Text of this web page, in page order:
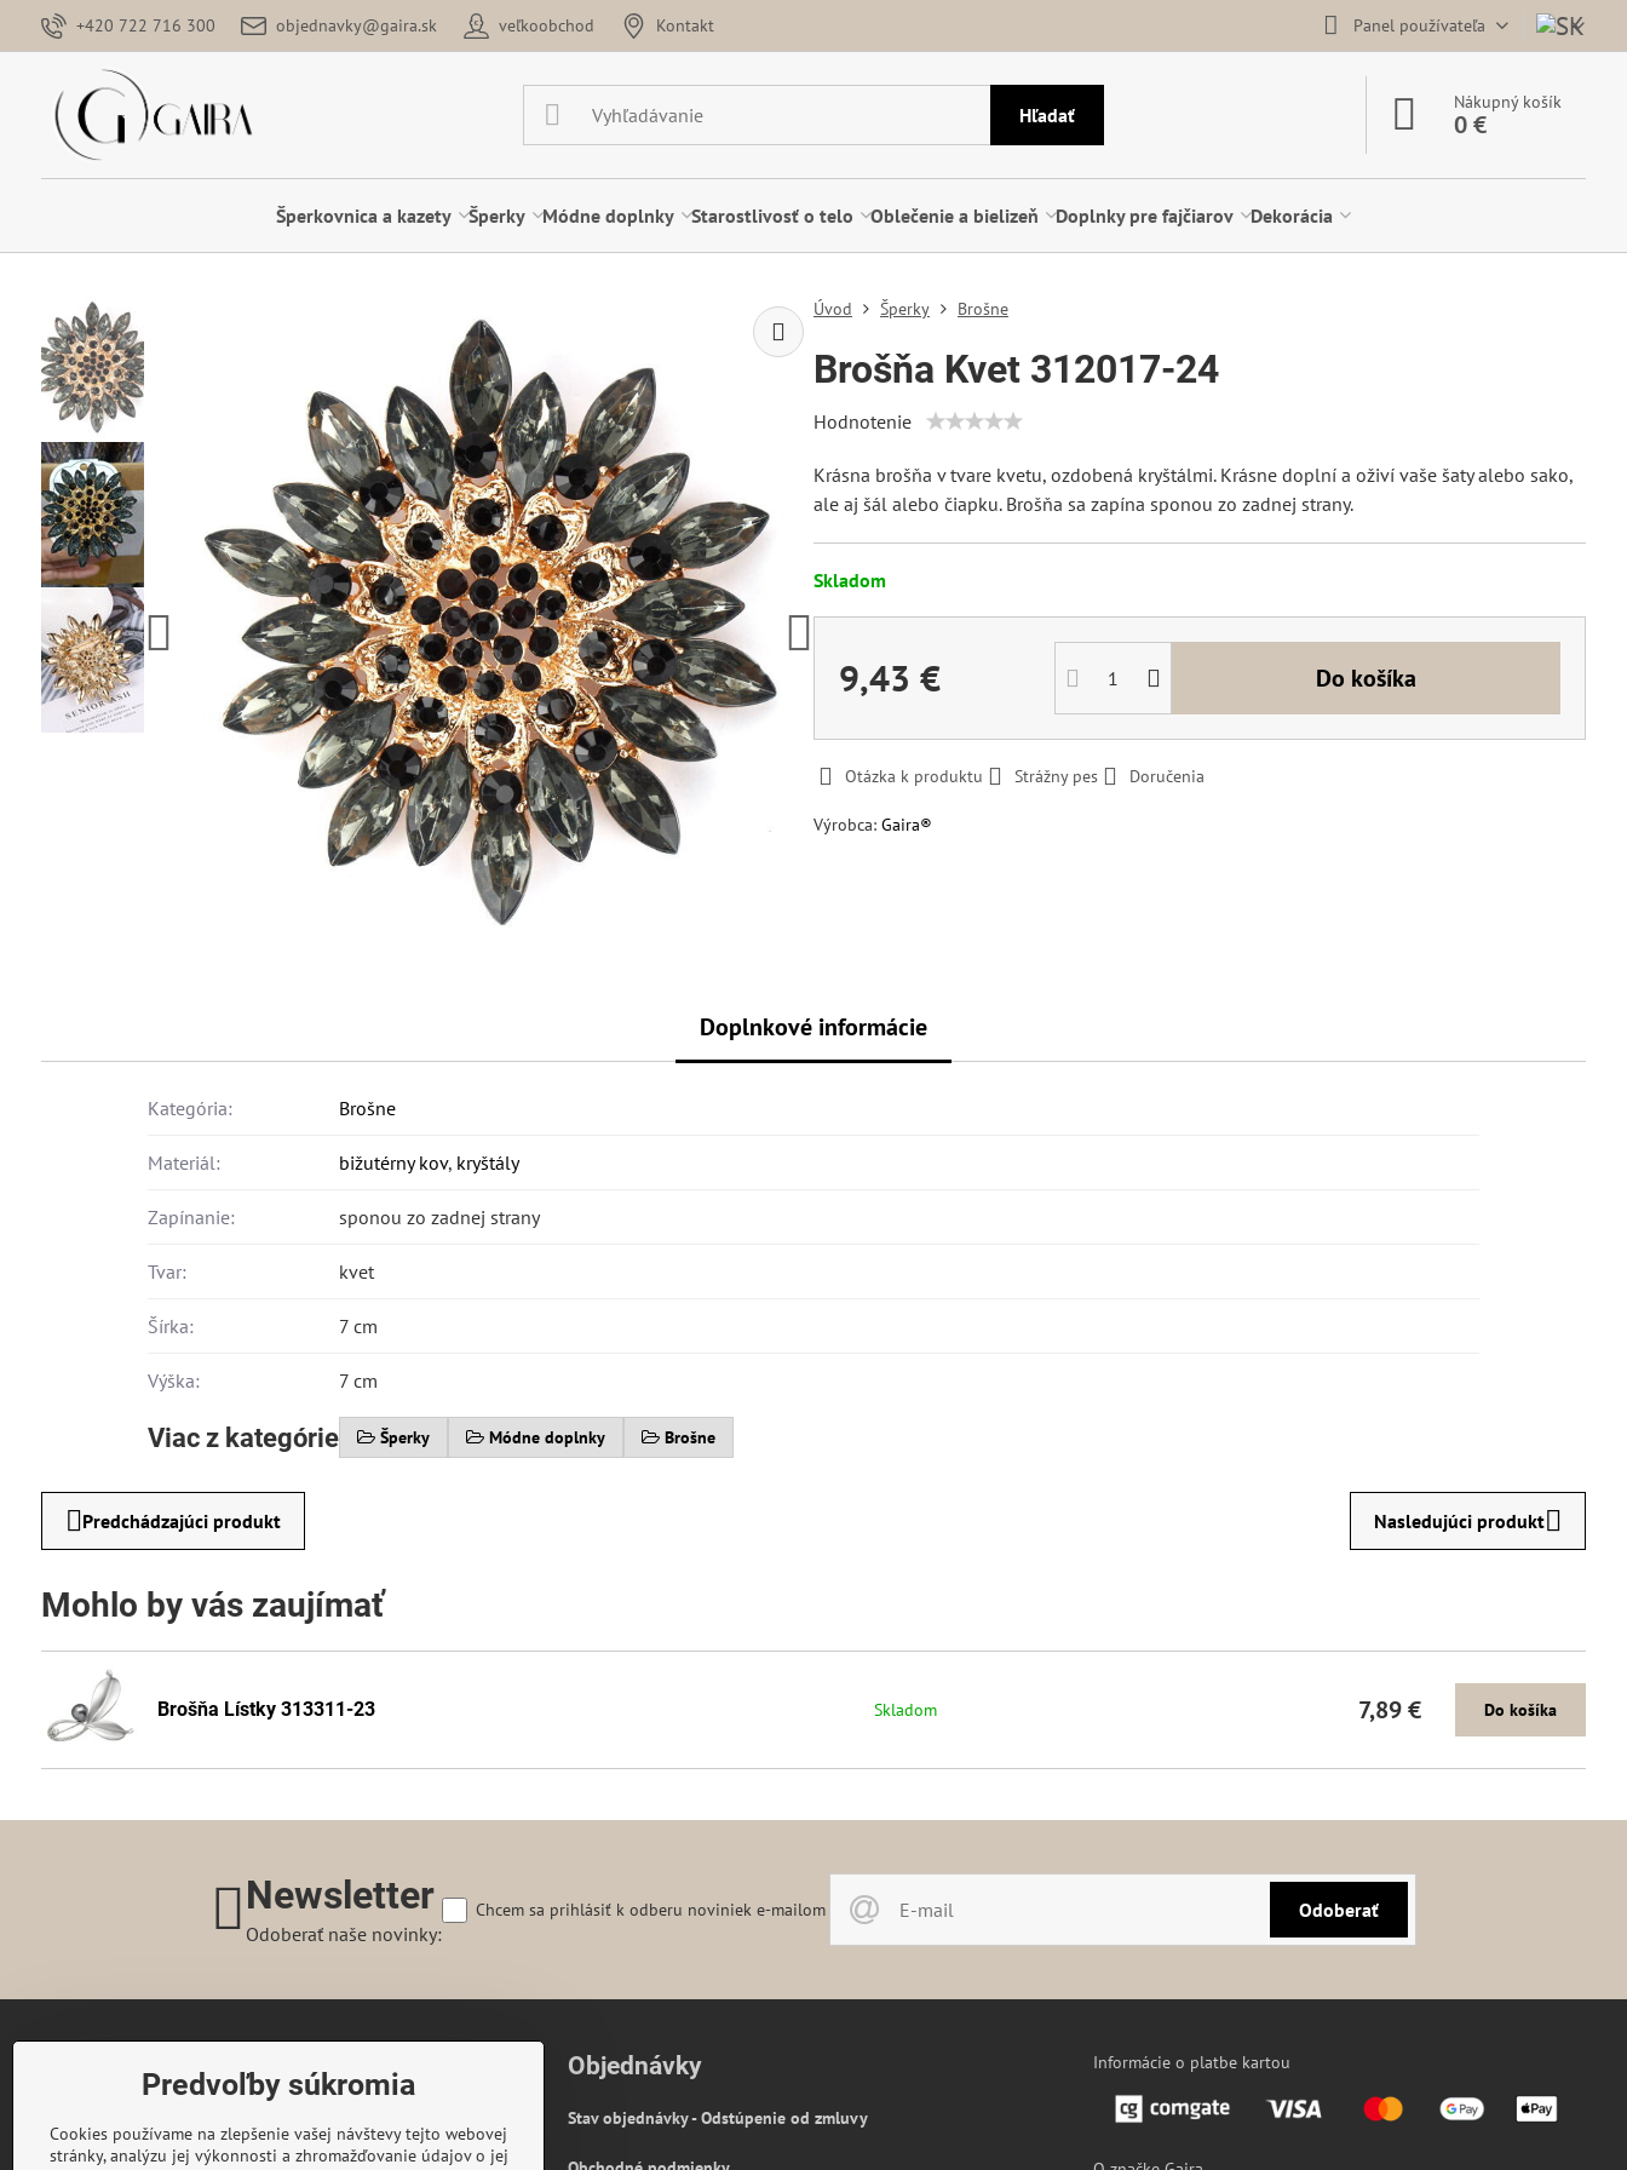
+420 722 716 300 objednavky@gaira.sk veľkoobchod Kontakt Panel používateľa
Hľadať
Nákupný košík
0 €
Šperkovnica a kazety Šperky Módne doplnky Starostlivosť o telo Oblečenie a bielizeň Doplnky pre fajčiarov Dekorácia
Úvod Šperky Brošne
Brošňa Kvet 312017-24
Hodnotenie
Krásna brošňa v tvare kvetu, ozdobená kryštálmi. Krásne doplní a oživí vaše šaty alebo sako,
ale aj šál alebo čiapku. Brošňa sa zapína sponou zo zadnej strany.
Skladom
9,43 € Do košíka
Otázka k produktu Strážny pes Doručenia
Výrobca: Gaira®
Doplnkové informácie
Kategória: Brošne
Materiál: bižutérny kov, kryštály
Zapínanie: sponou zo zadnej strany
Tvar: kvet
Šírka: 7 cm
Výška: 7 cm
Viac z kategórie Šperky Módne doplnky Brošne
Predchádzajúci produkt Nasledujúci produkt
Mohlo by vás zaujímať
Brošňa Lístky 313311-23 Skladom 7,89 € Do košíka
Newsletter
Odoberať naše novinky:
Odoberať
Chcem sa prihlásiť k odberu noviniek e-mailom
74253 Kunín 348
Telefon:+420 722 716 300
Objednávky
Stav objednávky - Odstúpenie od zmluvy
Informácie o platbe kartou
Predvoľby súkromia
Cookies používame na zlepšenie vašej návštevy tejto webovej
stránky, analýzu jej výkonnosti a zhromažďovanie údajov o jej